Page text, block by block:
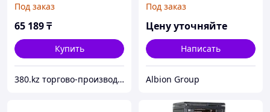
вентилятора без кабеля
питания серая ITK
Под заказ
65 189₸
Купить
380.kz торгово-производственная компания (ТОО "AilinEX" юр. лицо)
Под заказ
Цену уточняйте
Написать
Albion Group